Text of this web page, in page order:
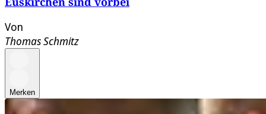
Von
Thomas Schmitz
Merken